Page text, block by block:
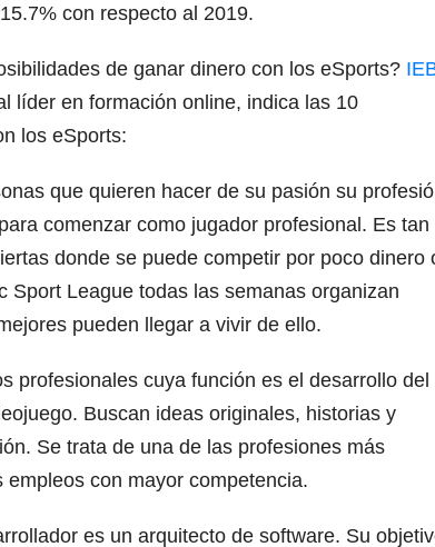
con respecto al 2019.
de ganar dinero con los eSports?
líder en formación online, indica las 10
los eSports:
que quieren hacer de su pasión su
comenzar como jugador profesional. Es tan
donde se puede competir por poco dinero
League todas las semanas organizan
pueden llegar a vivir de ello.
profesionales cuya función es el desarrollo del
Buscan ideas originales, historias y
Se trata de una de las profesiones más
con mayor competencia.
es un arquitecto de software. Su